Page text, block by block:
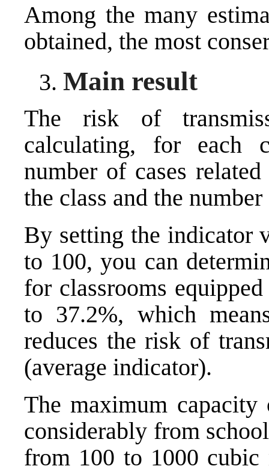
Among the many
obtained, the most
Main result
The risk of
calculating, for each
number of cases
the class and the
By setting the indicator
to 100, you can
for classrooms
to 37.2%, which
reduces the risk of
(average indicator).
The maximum
considerably from
from 100 to 1000 cubic